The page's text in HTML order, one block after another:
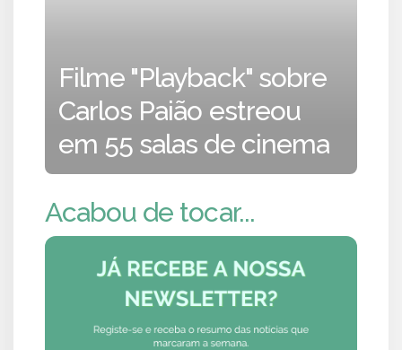
Filme "Playback" sobre
Carlos Paião estreou
em 55 salas de cinema
Acabou de tocar...